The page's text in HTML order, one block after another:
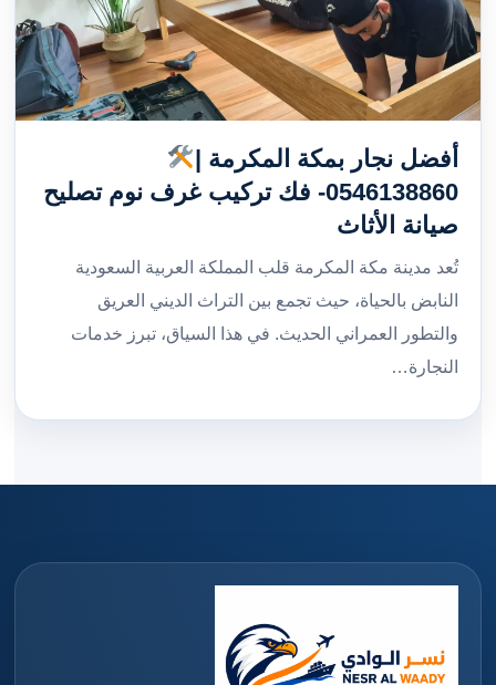
أفضل نجار بمكة المكرمة |
0546138860- فك تركيب غرف نوم تصليح
صيانة الأثاث
تُعد مدينة مكة المكرمة قلب المملكة العربية السعودية
النابض بالحياة، حيث تجمع بين التراث الديني العريق
والتطور العمراني الحديث. في هذا السياق، تبرز خدمات
النجارة…